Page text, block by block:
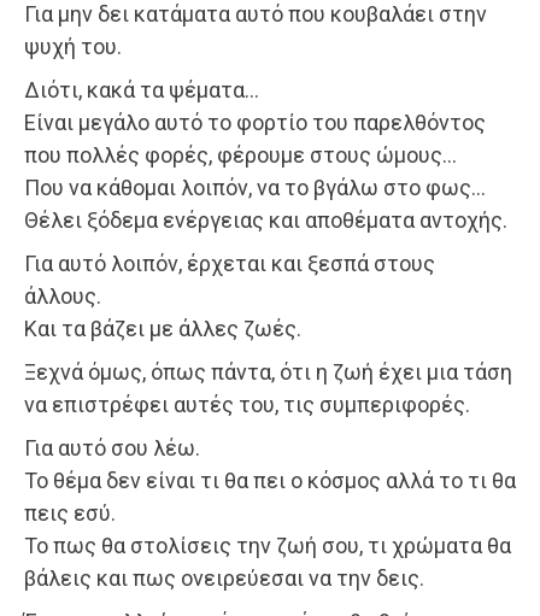
Για μην δει κατάματα αυτό που κουβαλάει στην
ψυχή του.
Διότι, κακά τα ψέματα…
Είναι μεγάλο αυτό το φορτίο του παρελθόντος
που πολλές φορές, φέρουμε στους ώμους…
Που να κάθομαι λοιπόν, να το βγάλω στο φως…
Θέλει ξόδεμα ενέργειας και αποθέματα αντοχής.
Για αυτό λοιπόν, έρχεται και ξεσπά στους
άλλους.
Και τα βάζει με άλλες ζωές.
Ξεχνά όμως, όπως πάντα, ότι η ζωή έχει μια τάση
να επιστρέφει αυτές του, τις συμπεριφορές.
Για αυτό σου λέω.
Το θέμα δεν είναι τι θα πει ο κόσμος αλλά το τι θα
πεις εσύ.
Το πως θα στολίσεις την ζωή σου, τι χρώματα θα
βάλεις και πως ονειρεύεσαι να την δεις.